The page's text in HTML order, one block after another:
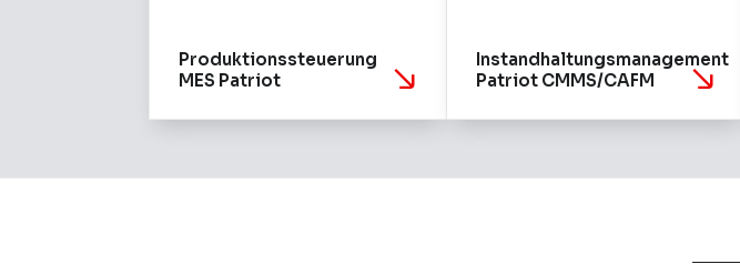
Produktionssteuerung
MES Patriot
Instandhaltungsmanagement
Patriot CMMS/CAFM